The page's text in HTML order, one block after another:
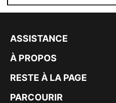
ASSISTANCE
À PROPOS
RESTE À LA PAGE
PARCOURIR